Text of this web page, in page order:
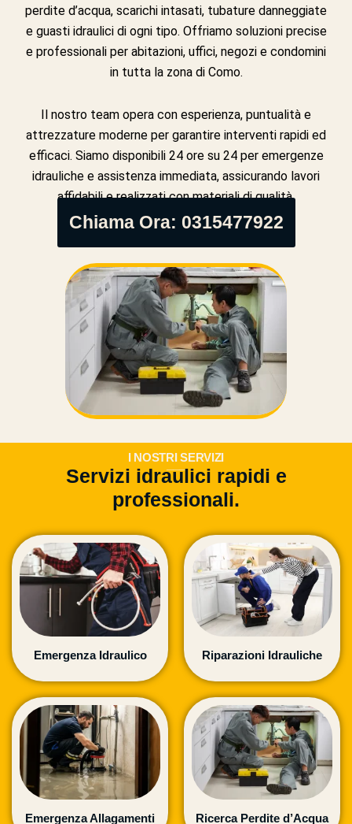
perdite d’acqua, scarichi intasati, tubature danneggiate
e guasti idraulici di ogni tipo. Offriamo soluzioni precise
e professionali per abitazioni, uffici, negozi e condomini
in tutta la zona di Como.
Il nostro team opera con esperienza, puntualità e
attrezzature moderne per garantire interventi rapidi ed
efficaci. Siamo disponibili 24 ore su 24 per emergenze
idrauliche e assistenza immediata, assicurando lavori
affidabili e realizzati con materiali di qualità.
Chiama Ora: 0315477922
I NOSTRI SERVIZI
___
Servizi idraulici rapidi e
professionali.
Emergenza Idraulico Riparazioni Idrauliche
Emergenza Allagamenti Ricerca Perdite d’Acqua